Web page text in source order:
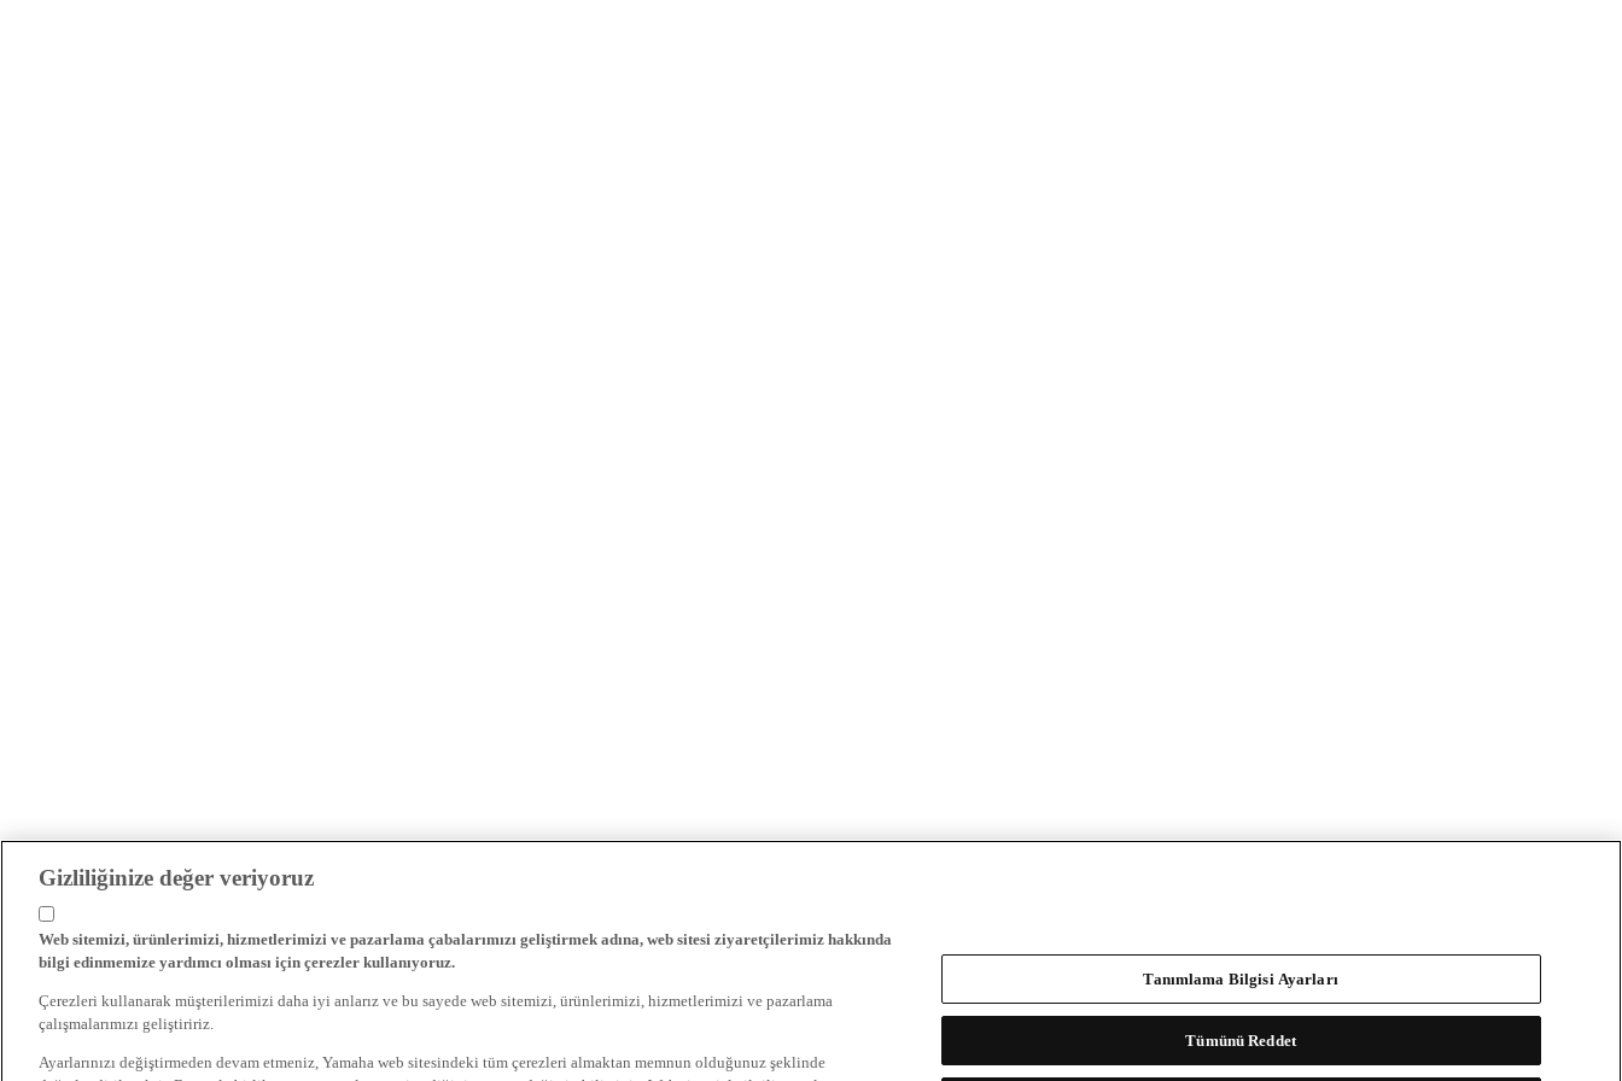
Gizliliğinize değer veriyoruz
Web sitemizi, ürünlerimizi, hizmetlerimizi ve pazarlama çabalarımızı geliştirmek adına, web sitesi ziyaretçilerimiz hakkında
bilgi edinmemize yardımcı olması için çerezler kullanıyoruz.
Çerezleri kullanarak müşterilerimizi daha iyi anlarız ve bu sayede web sitemizi, ürünlerimizi, hizmetlerimizi ve pazarlama
çalışmalarımızı geliştiririz.
Ayarlarınızı değiştirmeden devam etmeniz, Yamaha web sitesindeki tüm çerezleri almaktan memnun olduğunuz şeklinde
Tanımlama Bilgisi Ayarları
Tümünü Reddet